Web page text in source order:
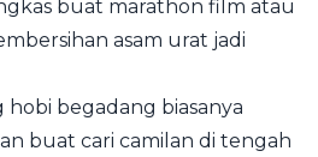
buat marathon film atau
asam urat jadi
hobi begadang biasanya
buat cari camilan di tengah